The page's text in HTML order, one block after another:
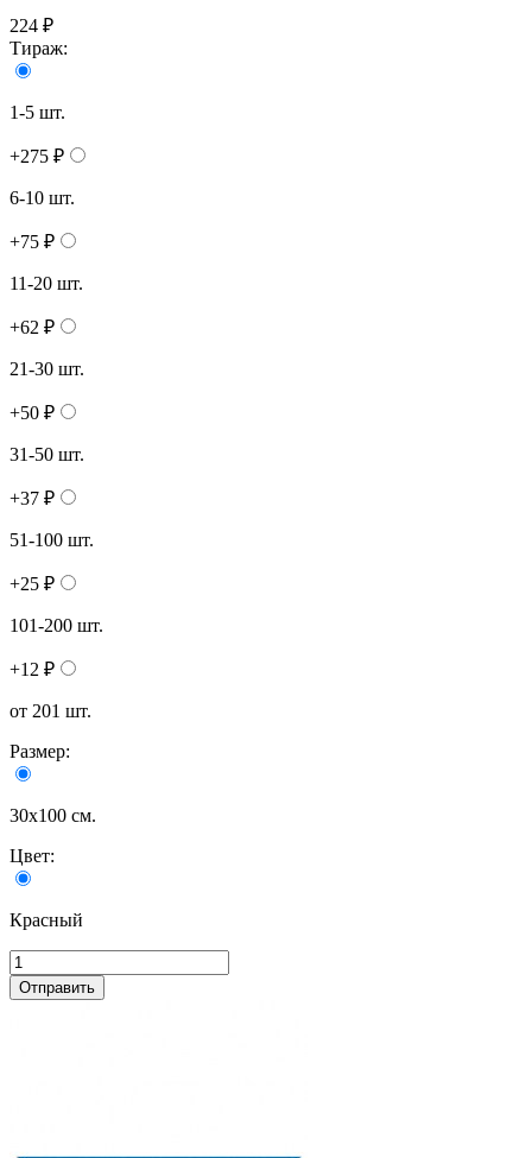
224 ₽
Тираж:
1-5 шт.
+275 ₽
6-10 шт.
+75 ₽
11-20 шт.
+62 ₽
21-30 шт.
+50 ₽
31-50 шт.
+37 ₽
51-100 шт.
+25 ₽
101-200 шт.
+12 ₽
от 201 шт.
Размер:
30х100 см.
Цвет:
Красный